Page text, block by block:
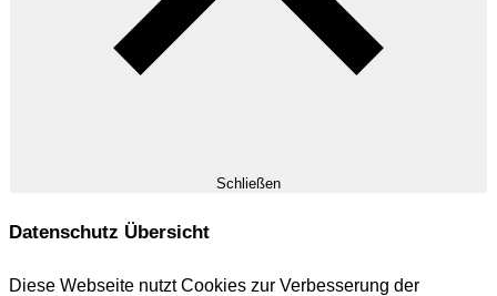
Schließen
Datenschutz Übersicht
Diese Webseite nutzt Cookies zur Verbesserung der